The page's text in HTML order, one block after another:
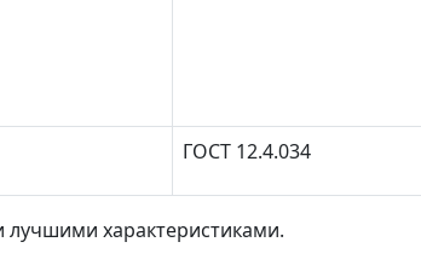
ГОСТ 12.4.034
лучшими характеристиками.